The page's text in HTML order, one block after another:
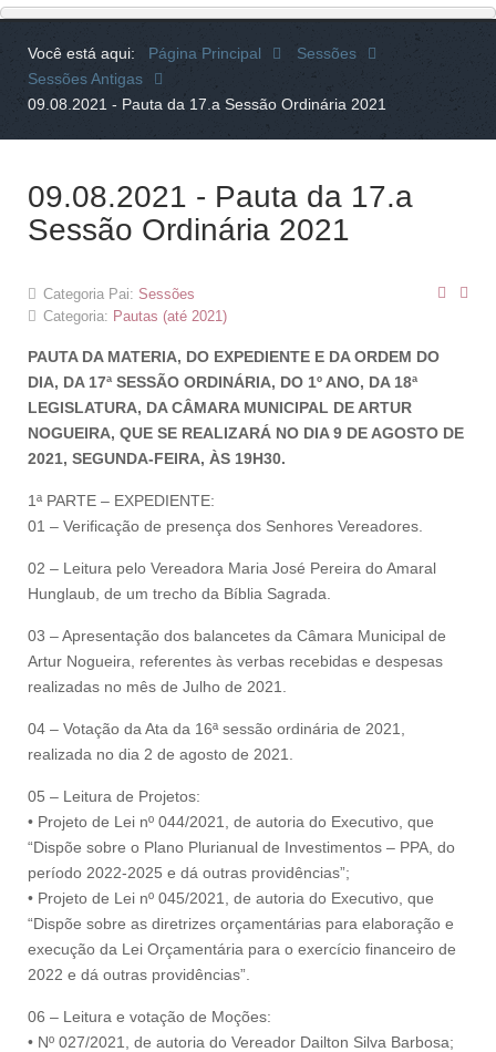
Você está aqui: Página Principal
Sessões
Sessões Antigas
09.08.2021 - Pauta da 17.a Sessão Ordinária 2021
09.08.2021 - Pauta da 17.a
Sessão Ordinária 2021
Categoria Pai: Sessões
Categoria: Pautas (até 2021)
PAUTA DA MATERIA, DO EXPEDIENTE E DA ORDEM DO
DIA, DA 17ª SESSÃO ORDINÁRIA, DO 1º ANO, DA 18ª
LEGISLATURA, DA CÂMARA MUNICIPAL DE ARTUR
NOGUEIRA, QUE SE REALIZARÁ NO DIA 9 DE AGOSTO DE
2021, SEGUNDA-FEIRA, ÀS 19H30.
1ª PARTE – EXPEDIENTE:
01 – Verificação de presença dos Senhores Vereadores.
02 – Leitura pelo Vereadora Maria José Pereira do Amaral
Hunglaub, de um trecho da Bíblia Sagrada.
03 – Apresentação dos balancetes da Câmara Municipal de
Artur Nogueira, referentes às verbas recebidas e despesas
realizadas no mês de Julho de 2021.
04 – Votação da Ata da 16ª sessão ordinária de 2021,
realizada no dia 2 de agosto de 2021.
05 – Leitura de Projetos:
• Projeto de Lei nº 044/2021, de autoria do Executivo, que
“Dispõe sobre o Plano Plurianual de Investimentos – PPA, do
período 2022-2025 e dá outras providências”;
• Projeto de Lei nº 045/2021, de autoria do Executivo, que
“Dispõe sobre as diretrizes orçamentárias para elaboração e
execução da Lei Orçamentária para o exercício financeiro de
2022 e dá outras providências”.
06 – Leitura e votação de Moções:
• Nº 027/2021, de autoria do Vereador Dailton Silva Barbosa;